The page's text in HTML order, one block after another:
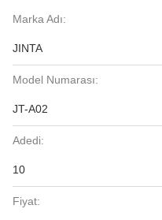
Marka Adı:
JINTA
Model Numarası:
JT-A02
Adedi:
10
Fiyat: